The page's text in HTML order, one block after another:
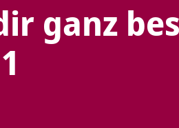
ganz